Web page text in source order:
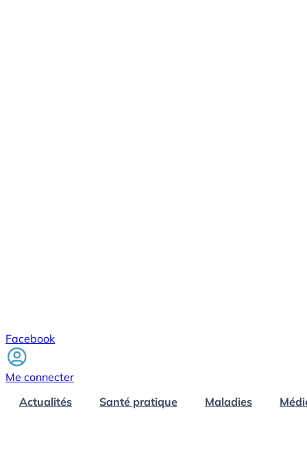
Facebook
Me connecter
Actualités
Santé pratique Maladies